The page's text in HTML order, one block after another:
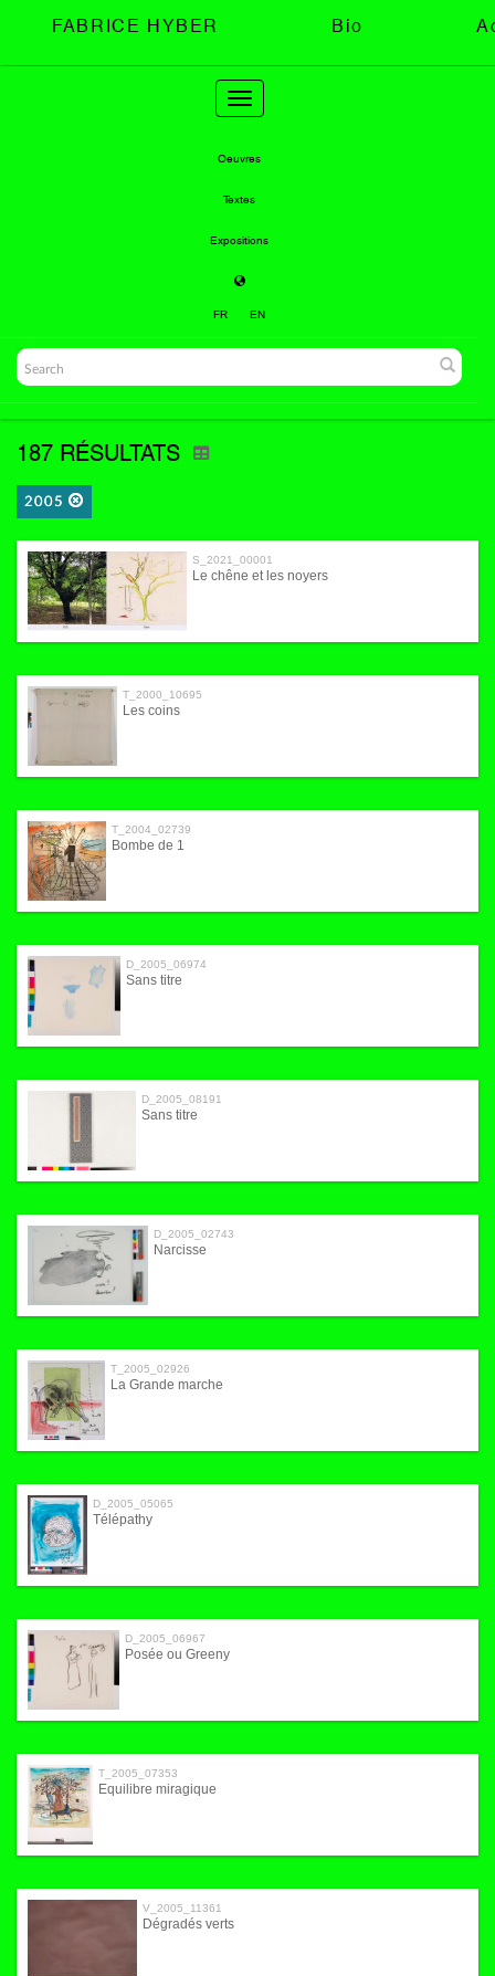
FABRICE HYBER Bio
Toggle
navigation
Oeuvres
Textes
Expositions
FR EN
187 RÉSULTATS
2005
S_2021_00001
Le chêne et les noyers
T_2000_10695
Les coins
T_2004_02739
Bombe de 1
D_2005_06974
Sans titre
D_2005_08191
Sans titre
D_2005_02743
Narcisse
T_2005_02926
La Grande marche
D_2005_05065
Télépathy
D_2005_06967
Posée ou Greeny
T_2005_07353
Equilibre miragique
V_2005_11361
Dégradés verts